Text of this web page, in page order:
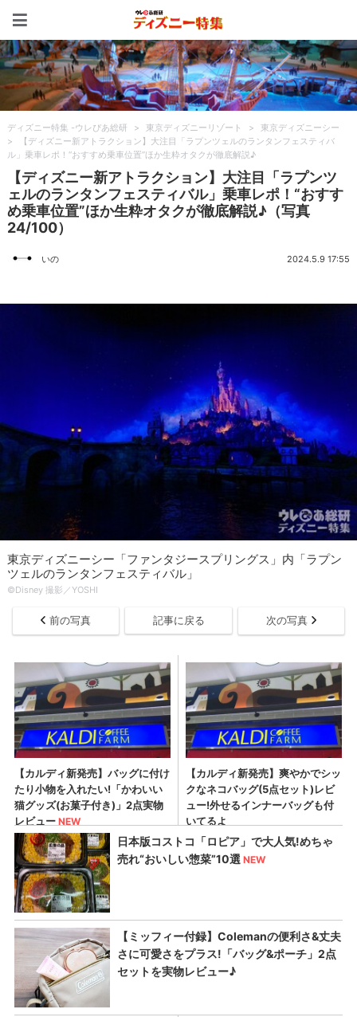
ディズニー特集 -ウレぴあ総研 > 東京ディズニーリゾート >
東京ディズニーシー
>
【ディズニー新アトラクション】大注目「ラプンツェルのランタンフェスティバ
ル」乗車レポ！“おすすめ乗車位置”ほか生粋オタクが徹底解説♪
【ディズニー新アトラクション】大注目「ラプンツ
ェルのランタンフェスティバル」乗車レポ！“おすす
め乗車位置”ほか生粋オタクが徹底解説♪（写真
24/100）
いの 2024.5.9 17:55
東京ディズニーシー「ファンタジースプリングス」内「ラプン
ツェルのランタンフェスティバル」
©Disney 撮影／YOSHI
前の写真 記事に戻る 次の写真